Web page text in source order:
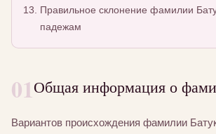
Правильное склонение фамилии
падежам
01Общая информация о
Вариантов происхождения фамилии